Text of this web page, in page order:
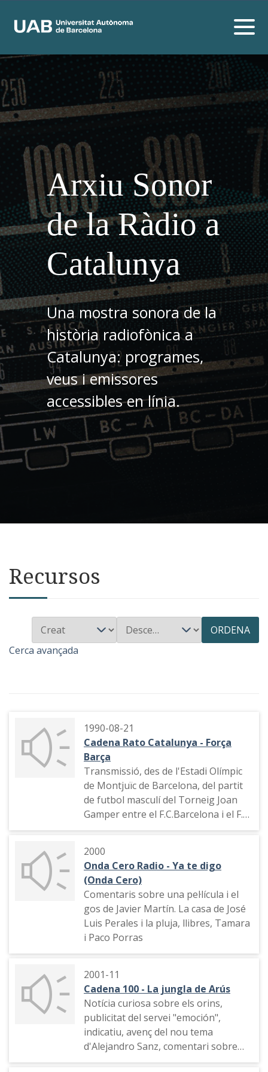
Arxiu Sonor
de la Ràdio a
Catalunya
Una mostra sonora de la
història radiofònica a
Catalunya: programes,
veus i emissores
accessibles en línia.
Recursos
ORDENA
Cerca avançada
1990-08-21
Cadena Rato Catalunya - Força
Barça
Transmissió, des de l'Estadi Olímpic
de Montjuïc de Barcelona, del partit
de futbol masculí del Torneig Joan
Gamper entre el F.C.Barcelona i el F.
C. Spartak de Moscou, en el qual
Hristo Stoítxkov
2000
Onda Cero Radio - Ya te digo
(Onda Cero)
Comentaris sobre una pel·lícula i el
gos de Javier Martín. La casa de José
Luis Perales i la pluja, llibres, Tamara
i Paco Porras
2001-11
Cadena 100 - La jungla de Arús
Notícia curiosa sobre els orins,
publicitat del servei "emoción",
indicatiu, avenç del nou tema
d'Alejandro Sanz, comentari sobre
Estefania de Mónaco, publicitat,